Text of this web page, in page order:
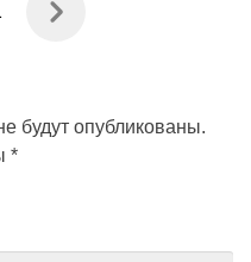
будут опубликованы.
*